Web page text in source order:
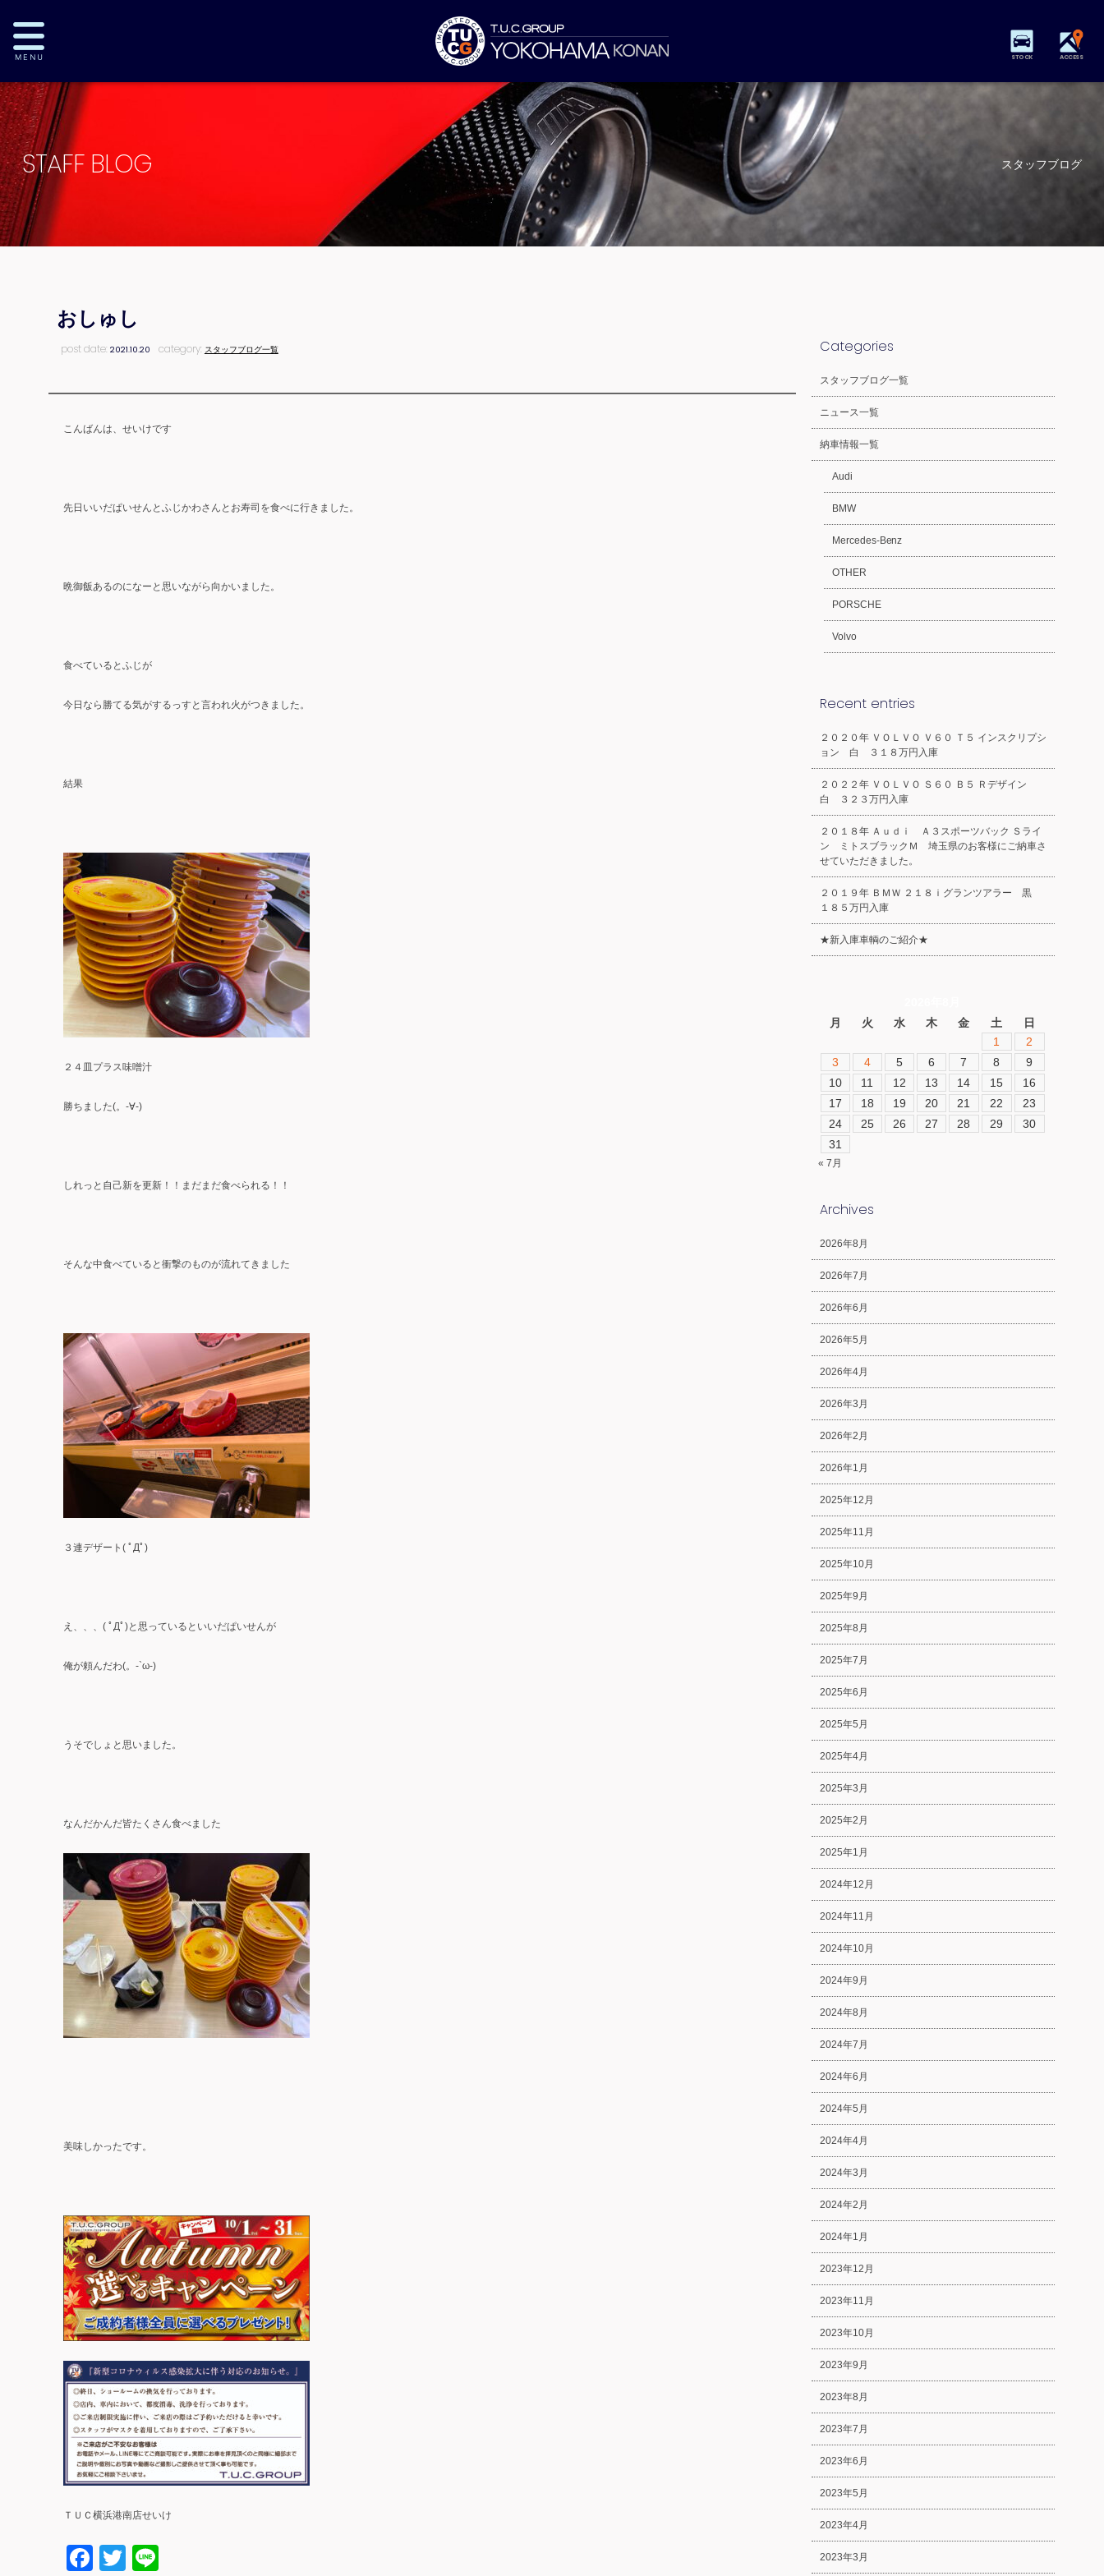
STOCK ACCESS
STAFF BLOG スタッフブログ
おしゅし
post date:2021.10.20 category: スタッフブログ一覧
こんばんは、せいけです
先日いいだぱいせんとふじかわさんとお寿司を食べに行きました。
晩御飯あるのになーと思いながら向かいました。
食べているとふじが
今日なら勝てる気がするっすと言われ火がつきました。
結果
２４皿プラス味噌汁
勝ちました(。-∀-)
しれっと自己新を更新！！まだまだ食べられる！！
そんな中食べていると衝撃のものが流れてきました
３連デザート( ﾟДﾟ)
え、、、( ﾟДﾟ)と思っているといいだぱいせんが
俺が頼んだわ(。-`ω-)
うそでしょと思いました。
なんだかんだ皆たくさん食べました
美味しかったです。
ＴＵＣ横浜港南店せいけ
Facebook
Twitter
Categories
スタッフブログ一覧
ニュース一覧
納車情報一覧
Audi
BMW
Mercedes-Benz
OTHER
PORSCHE
Volvo
Recent entries
２０２０年 ＶＯＬＶＯ Ｖ６０ Ｔ５ インスクリプシ
ョン 白 ３１８万円入庫
２０２２年 ＶＯＬＶＯ Ｓ６０ Ｂ５ Ｒデザイン
白 ３２３万円入庫
２０１８年 Ａｕｄｉ Ａ３スポーツバック Ｓライ
ン ミトスブラックＭ 埼玉県のお客様にご納車さ
せていただきました。
２０１９年 ＢＭＷ ２１８ｉグランツアラー 黒
１８５万円入庫
★新入庫車輌のご紹介★
月
火 水 木 金 土
日
1
2
3
4 5 6 7 8
9
10
11 12 13 14 15
16
17
18 19 20 21 22
23
24
25 26 27 28 29
30
31
« 7月
Archives
2026年8月
2026年7月
2026年6月
2026年5月
2026年4月
2026年3月
2026年2月
2026年1月
2025年12月
2025年11月
2025年10月
2025年9月
2025年8月
2025年7月
2025年6月
2025年5月
2025年4月
2025年3月
2025年2月
2025年1月
2024年12月
2024年11月
2024年10月
2024年9月
2024年8月
2024年7月
2024年6月
2024年5月
2024年4月
2024年3月
2024年2月
2024年1月
2023年12月
2023年11月
2023年10月
2023年9月
2023年8月
2023年7月
2023年6月
2023年5月
2023年4月
2023年3月